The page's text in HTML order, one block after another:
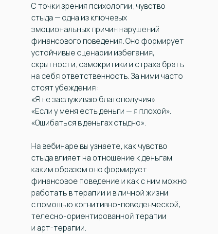
С точки зрения психологии, чувство
стыда — одна из ключевых
эмоциональных причин нарушений
финансового поведения. Оно формирует
устойчивые сценарии избегания,
скрытности, самокритики и страха брать
на себя ответственность. За ними часто
стоят убеждения:
«Я не заслуживаю благополучия».
«Если у меня есть деньги — я плохой».
«Ошибаться в деньгах стыдно».
На вебинаре вы узнаете, как чувство
стыда влияет на отношение к деньгам,
каким образом оно формирует
финансовое поведение и как с ним можно
работать в терапии и в личной жизни
с помощью когнитивно-поведенческой,
телесно-ориентированной терапии
и арт-терапии.